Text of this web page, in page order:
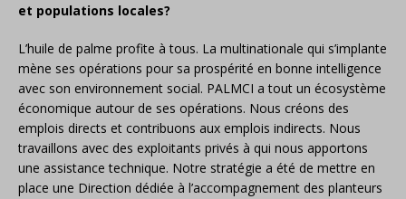
et populations locales?
L’huile de palme profite à tous. La multinationale qui s’implante
mène ses opérations pour sa prospérité en bonne intelligence
avec son environnement social. PALMCI a tout un écosystème
économique autour de ses opérations. Nous créons des
emplois directs et contribuons aux emplois indirects. Nous
travaillons avec des exploitants privés à qui nous apportons
une assistance technique. Notre stratégie a été de mettre en
place une Direction dédiée à l’accompagnement des planteurs